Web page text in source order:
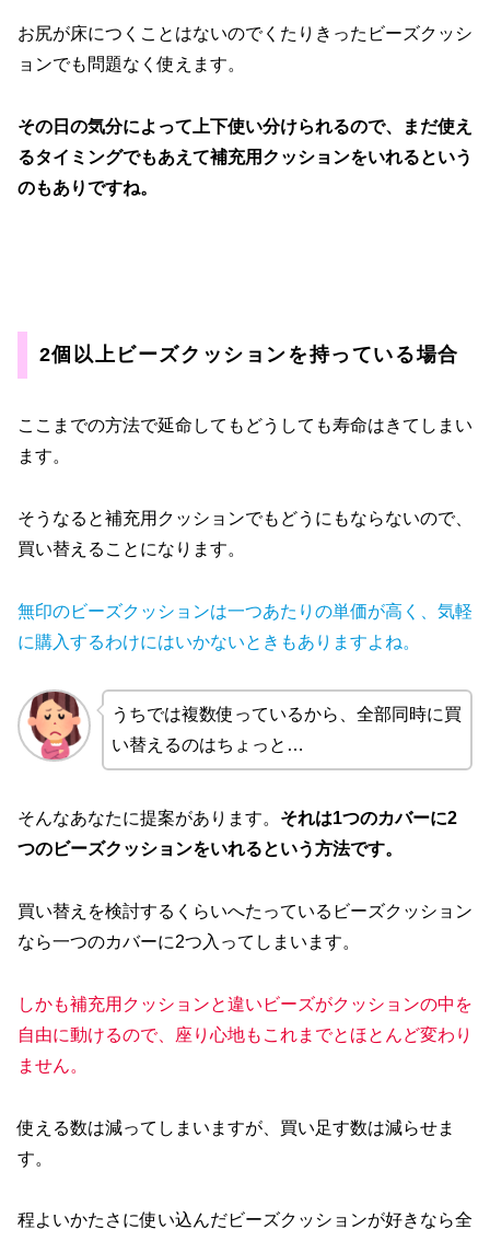
お尻が床につくことはないのでくたりきったビーズクッシ
ョンでも問題なく使えます。
その日の気分によって上下使い分けられるので、まだ使え
るタイミングでもあえて補充用クッションをいれるという
のもありですね。
2個以上ビーズクッションを持っている場合
ここまでの方法で延命してもどうしても寿命はきてしまい
ます。
そうなると補充用クッションでもどうにもならないので、
買い替えることになります。
無印のビーズクッションは一つあたりの単価が高く、気軽
に購入するわけにはいかないときもありますよね。
うちでは複数使っているから、全部同時に買
い替えるのはちょっと…
そんなあなたに提案があります。 それは1つのカバーに2
つのビーズクッションをいれるという方法です。
買い替えを検討するくらいへたっているビーズクッション
なら一つのカバーに2つ入ってしまいます。
しかも補充用クッションと違いビーズがクッションの中を
自由に動けるので、座り心地もこれまでとほとんど変わり
ません。
使える数は減ってしまいますが、買い足す数は減らせま
す。
程よいかたさに使い込んだビーズクッションが好きなら全